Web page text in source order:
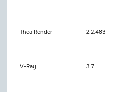
Thea Render 2.2.483
V-Ray 3.7